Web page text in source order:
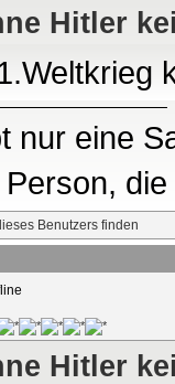
Hitler
nur eine
Hitler